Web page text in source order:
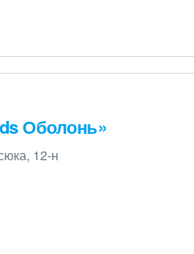
Оболонь»
12-н